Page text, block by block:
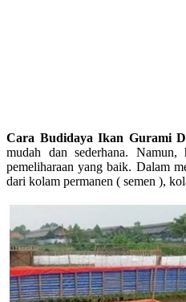
Cara Budidaya Ikan Gurami
mudah dan sederhana.
pemeliharaan yang baik. Dalam
dari kolam permanen ( semen ),